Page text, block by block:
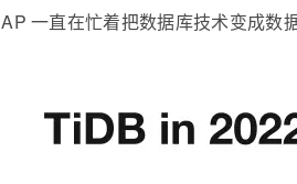
一直在忙着把数据库技术变成数